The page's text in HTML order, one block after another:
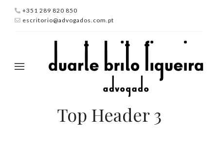
+351 289 820 850
escritorio@advogados.com.pt
Top Header 3